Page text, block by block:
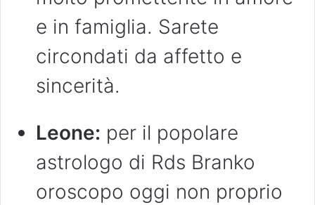
e in famiglia. Sarete
circondati da affetto e
sincerità.
Leone: per il popolare
astrologo di Rds Branko
oroscopo oggi non proprio